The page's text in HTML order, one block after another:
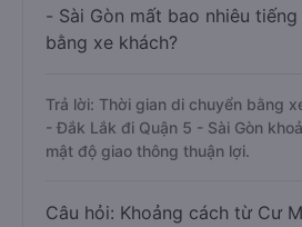
- Sài Gòn mất bao nhiêu
bằng xe khách?
Trả lời: Thời gian di chuyển bằng
- Đắk Lắk đi Quận 5 - Sài Gòn
mật độ giao thông thuận lợi.
Câu hỏi: Khoảng cách từ Cư